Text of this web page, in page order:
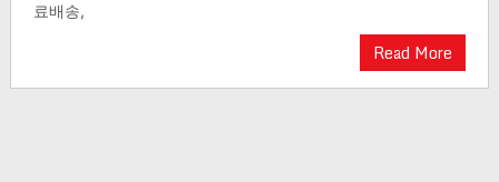
료배송,
Read More